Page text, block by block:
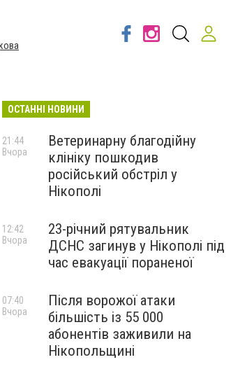
ОСТАННІ НОВИНИ
Ветеринарну благодійну
клініку пошкодив
російський обстріл у
Нікополі
21:44
Вчора
23-річний рятувальник
ДСНС загинув у Нікополі під
час евакуації пораненої
12:42
Вчора
Після ворожої атаки
більшість із 55 000
абонентів заживили на
Нікопольщині
07:40
Вчора